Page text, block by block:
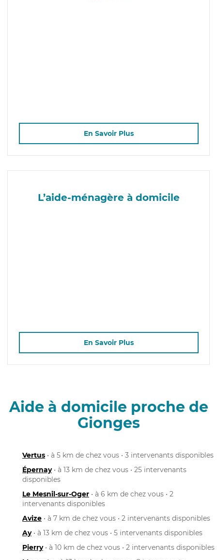
En Savoir Plus
L’aide-ménagère à domicile
En Savoir Plus
Aide à domicile proche de
Gionges
Vertus • à 5 km de chez vous • 3 intervenants disponibles
Épernay• à 13 km de chez vous • 25 intervenants
disponibles
Le Mesnil-sur-Oger • à 6 km de chez vous • 2
intervenants disponibles
Avize • à 7 km de chez vous • 2 intervenants disponibles
Ay• à 13 km de chez vous • 5 intervenants disponibles
Pierry• à 10 km de chez vous • 2 intervenants disponibles